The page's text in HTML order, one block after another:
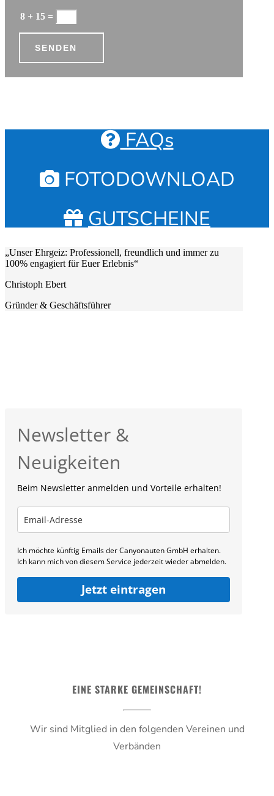
8 + 15 =
SENDEN
FAQs
FOTODOWNLOAD
GUTSCHEINE
„Unser Ehrgeiz: Professionell, freundlich und immer zu
100% engagiert für Euer Erlebnis“
Christoph Ebert
Gründer & Geschäftsführer
Newsletter &
Neuigkeiten
Beim Newsletter anmelden und Vorteile erhalten!
Ich möchte künftig Emails der Canyonauten GmbH erhalten.
Ich kann mich von diesem Service jederzeit wieder abmelden.
Jetzt eintragen
EINE STARKE GEMEINSCHAFT!
Wir sind Mitglied in den folgenden Vereinen und
Verbänden